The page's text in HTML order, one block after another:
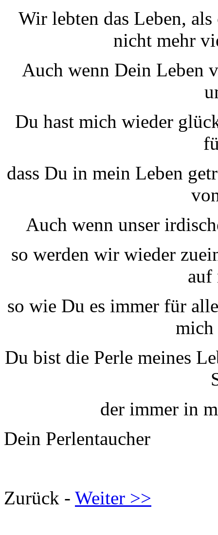
Wir lebten das Leben,
nicht mehr
Auch wenn Dein Leben
Du hast mich wieder
dass Du in mein Leben
Auch wenn unser
so werden wir wieder
auf
so wie Du es immer für
mich
Du bist die Perle meines
der immer in
Dein Perlentaucher
Zurück - Weiter >>